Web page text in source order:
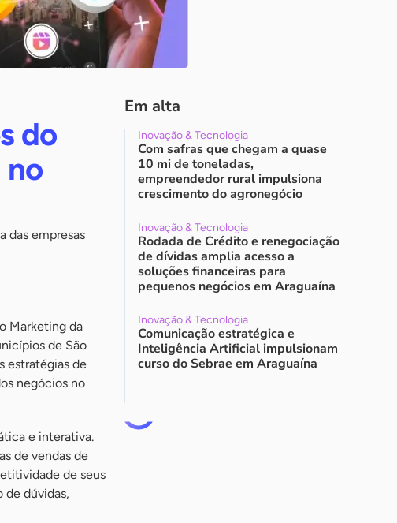
do
no
das empresas
Marketing da
de São
estratégias de
negócios no
e interativa.
de vendas de
de seus
de dúvidas,
Em alta
Inovação & Tecnologia
Com safras que chegam a quase
10 mi de toneladas,
empreendedor rural impulsiona
crescimento do agronegócio
Inovação & Tecnologia
Rodada de Crédito e renegociação
de dívidas amplia acesso a
soluções financeiras para
pequenos negócios em Araguaína
Inovação & Tecnologia
Comunicação estratégica e
Inteligência Artificial impulsionam
curso do Sebrae em Araguaína